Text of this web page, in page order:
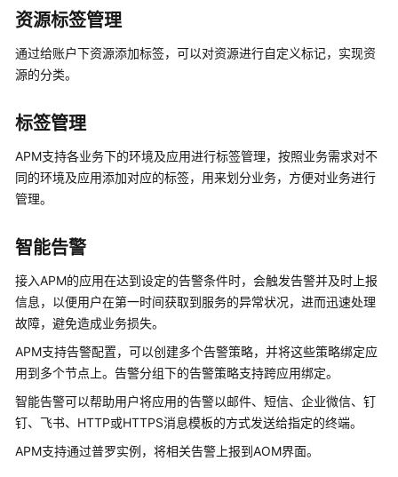
感
信
息
保
声
明
数
限
制
JavaAgent
新
说
明
资源标签管理
通过给账户下资源添加标签，可以对资源进行自定义标记，实现资
源的分类。
标签管理
APM支持各业务下的环境及应用进行标签管理，按照业务需求对不
同的环境及应用添加对应的标签，用来划分业务，方便对业务进行
管理。
智能告警
接入APM的应用在达到设定的告警条件时，会触发告警并及时上报
信息，以便用户在第一时间获取到服务的异常状况，进而迅速处理
故障，避免造成业务损失。
APM支持告警配置，可以创建多个告警策略，并将这些策略绑定应
用到多个节点上。告警分组下的告警策略支持跨应用绑定。
智能告警可以帮助用户将应用的告警以邮件、短信、企业微信、钉
钉、飞书、HTTP或HTTPS消息模板的方式发送给指定的终端。
APM支持通过普罗实例，将相关告警上报到AOM界面。